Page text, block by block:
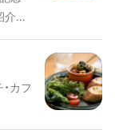
し
カフ